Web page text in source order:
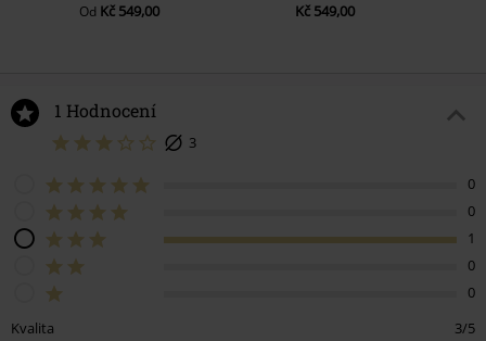
Od Kč 549,00 Kč 549,00
1 Hodnocení
3
0
0
1
0
0
Kvalita
3/5